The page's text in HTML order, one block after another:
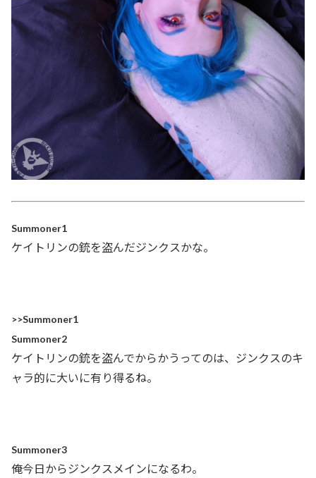
Summoner1
ケイトリンの銃を盗んだジンクスかな。
>>Summoner1
Summoner2
ケイトリンの銃を盗んでからかうってのは、ジンクスのキ
ャラ的に大いに有り得るね。
Summoner3
俺今日からジンクスメインになるわ。